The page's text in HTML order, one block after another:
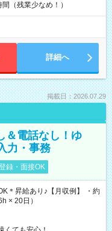
（残業少なめ！）
詳細へ
掲載日：2026.07.29
＆電話なし！ゆ
力・事務
録・面接OK
＊昇給あり♪【月収例】 ・約
× 20日）